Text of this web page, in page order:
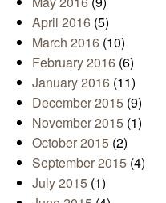
April 2016 (5)
March 2016 (10)
February 2016 (6)
January 2016 (11)
December 2015 (9)
November 2015 (1)
October 2015 (2)
September 2015 (4)
July 2015 (1)